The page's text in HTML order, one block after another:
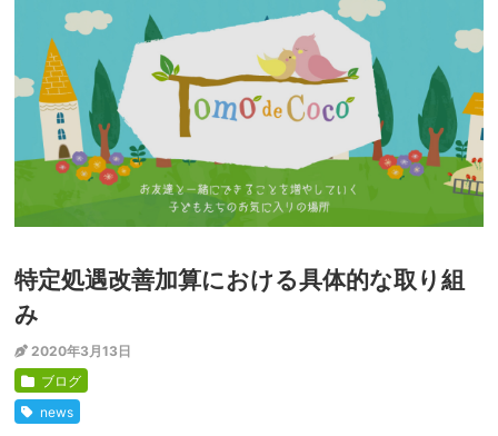
特定処遇改善加算における具体的な取り組
み
2020年3月13日
ブログ
news